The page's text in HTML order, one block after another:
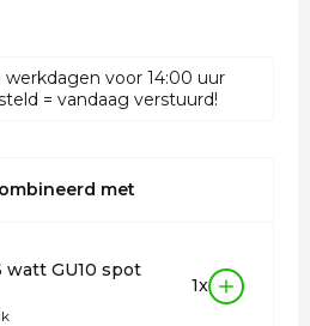
werkdagen voor 14:00 uur
= vandaag verstuurd!
met
watt GU10 spot
1x